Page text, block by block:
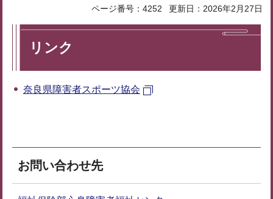
ページ番号：4252 更新日：2026年2月27日
リンク
奈良県障害者スポーツ協会
お問い合わせ先